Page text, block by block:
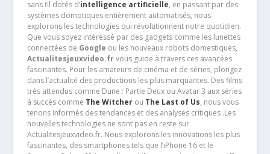
sans fil dotés d’intelligence artificielle, en passant par des
systèmes domotiques entièrement automatisés, nous
explorons les technologies qui révolutionnent notre quotidien.
Que vous soyez intéressé par des gadgets comme les lunettes
connectées de Google ou les nouveaux robots domestiques,
Actualitesjeuxvideo.frvous guide à travers ces avancées
fascinantes. Pour les amateurs de cinéma et de séries, plongez
dans l’actualité des productions les plus marquantes. Des films
très attendus comme Dune : Partie Deux ou Avatar 3 aux séries
à succès comme The Witcherou The Last of Us, nous vous
tenons informés des tendances et des analyses critiques .Les
nouvelles technologies ne sont pas en reste sur
Actualitesjeuxvideo.fr. Nous explorons les innovations les plus
fascinantes, des smartphones tels que l’iPhone 16 et le